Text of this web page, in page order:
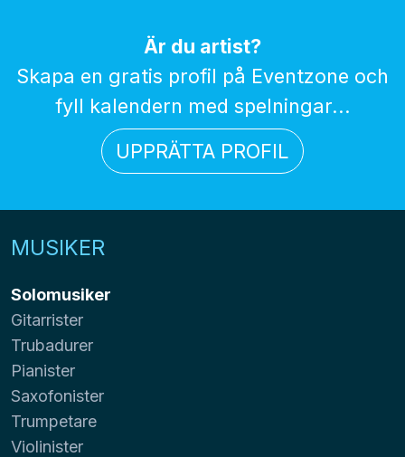
Är du artist?
Skapa en gratis profil på Eventzone och
fyll kalendern med spelningar...
UPPRÄTTA PROFIL
MUSIKER
Solomusiker
Gitarrister
Trubadurer
Pianister
Saxofonister
Trumpetare
Violinister